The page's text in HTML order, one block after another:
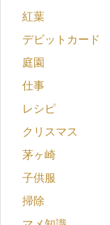
紅葉
デビットカード
庭園
仕事
レシピ
クリスマス
茅ヶ崎
子供服
掃除